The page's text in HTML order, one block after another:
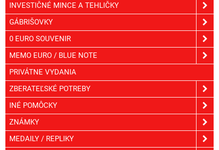
INVESTIČNÉ MINCE A TEHLIČKY
GÁBRIŠOVKY
0 EURO SOUVENIR
MEMO EURO / BLUE NOTE
PRIVÁTNE VYDANIA
ZBERATEĽSKÉ POTREBY
INÉ POMÔCKY
ZNÁMKY
MEDAILY / REPLIKY